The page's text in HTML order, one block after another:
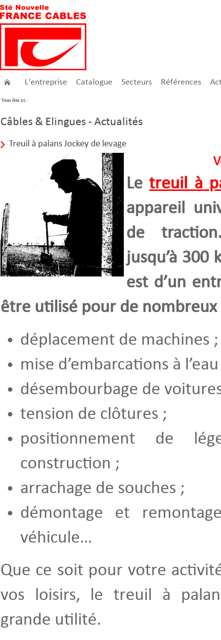
L'entreprise Catalogue Secteurs Références
Vous êtes ici :
Câbles & Elingues - Actualités
Treuil à palans Jockey de levage
Letreuil à
appareil
de
jusqu’à 300
est d’un
être utilisé pour de nombreux
déplacement de machines ;
mise d’embarcations à
désembourbage de
tension de clôtures ;
positionnement de
construction ;
arrachage de souches ;
démontage et
véhicule…
Que ce soit pour votre
vos loisirs, le treuil à
grande utilité.